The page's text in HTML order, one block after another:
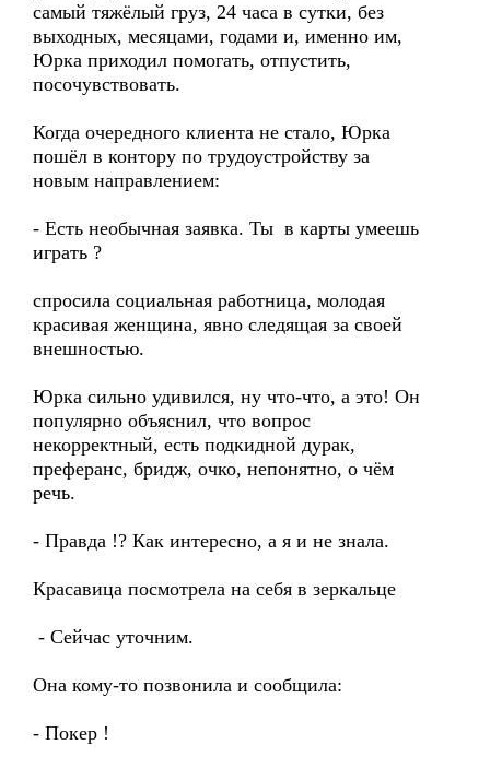
самый тяжёлый груз, 24 часа в сутки, без
выходных, месяцами, годами и, именно им,
Юрка приходил помогать, отпустить,
посочувствовать.
Когда очередного клиента не стало, Юрка
пошёл в контору по трудоустройству за
новым направлением:
- Есть необычная заявка. Ты в карты умеешь
играть ?
cпросила социальная работница, молодая
красивая женщина, явно следящая за своей
внешностью.
Юрка сильно удивился, ну что-что, а это! Он
популярно объяснил, что вопрос
некорректный, есть подкидной дурак,
преферанс, бридж, очко, непонятно, о чём
речь.
- Правда !? Как интересно, а я и не знала.
Красавица посмотрела на себя в зеркальце
- Сейчас уточним.
Она кому-то позвонила и сообщила:
- Покер !